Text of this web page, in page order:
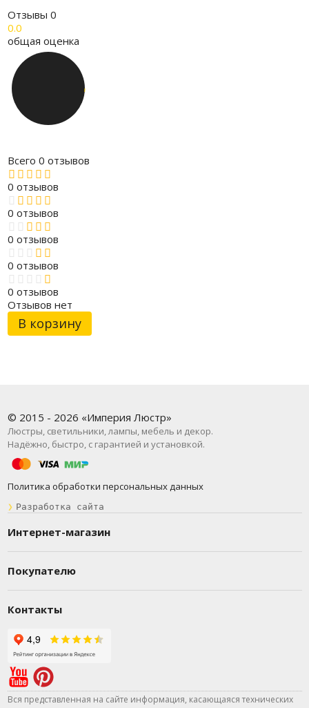
Отзывы 0
0.0
общая оценка
Всего 0 отзывов
0 отзывов
0 отзывов
0 отзывов
0 отзывов
0 отзывов
Отзывов нет
В корзину
© 2015 - 2026 «Империя Люстр»
Люстры, светильники, лампы, мебель и декор.
Надёжно, быстро, с гарантией и установкой.
Политика обработки персональных данных
❯ Разработка сайта
Интернет-магазин
Покупателю
Контакты
Вся представленная на сайте информация, касающаяся технических